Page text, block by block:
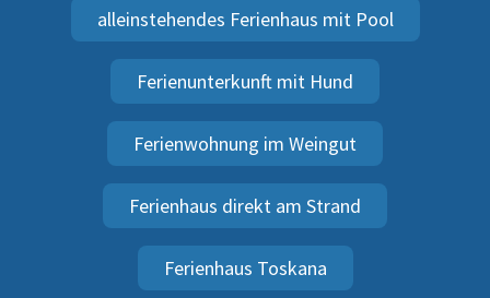
alleinstehendes Ferienhaus mit Pool
Ferienunterkunft mit Hund
Ferienwohnung im Weingut
Ferienhaus direkt am Strand
Ferienhaus Toskana